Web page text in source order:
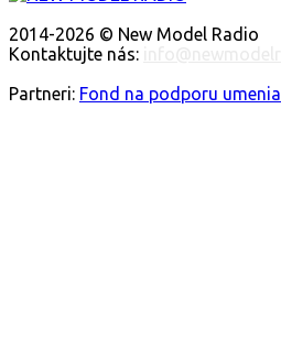
2014-2026 © New Model Radio
Kontaktujte nás:
Partneri: Fond na podporu umenia